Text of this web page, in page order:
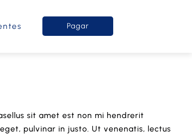
Pagar
sit amet est non mi hendrerit
pulvinar in justo. Ut venenatis, lectus